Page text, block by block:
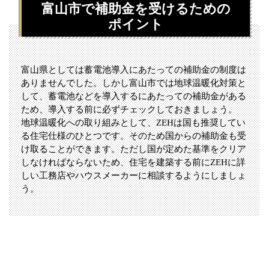
富山市で補助金を受けるための
ポイント
富山県としては蓄電池導入にあたっての補助金の制度は
ありませんでした。しかし富山市では地球温暖化対策と
して、蓄電池などを導入するにあたっての補助金がある
ため、導入する前に必ずチェックしておきましょう。
地球温暖化への取り組みとして、ZEHは国も推奨してい
る住宅仕様のひとつです。そのため国からの補助金も受
け取ることができます。ただし国が定めた基準をクリア
しなければならないため、住宅を建築する前にZEHに詳
しい工務店やハウスメーカーに相談するようにしましょ
う。